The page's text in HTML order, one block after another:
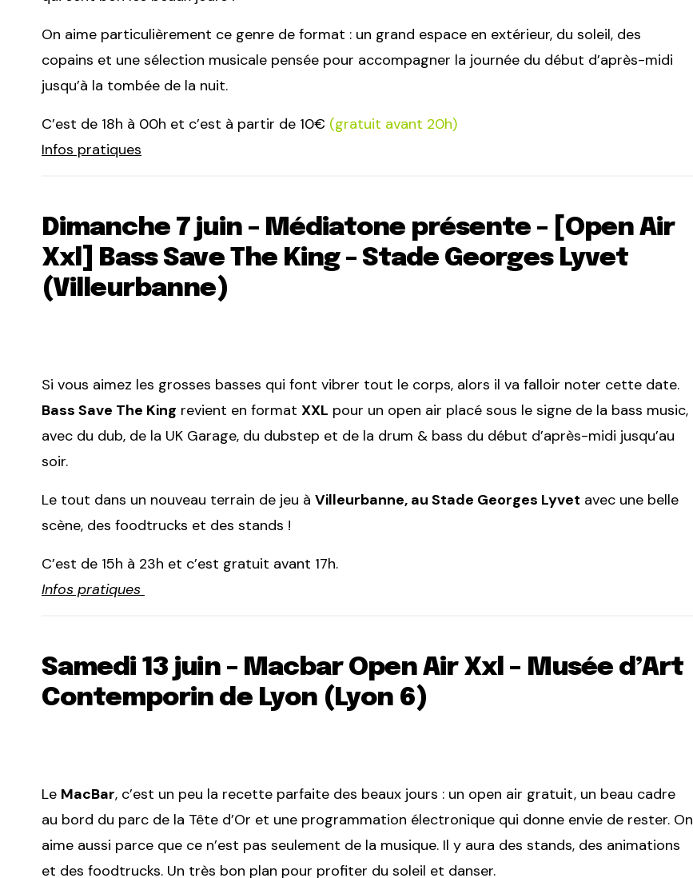
On aime particulièrement ce genre de format : un grand espace en extérieur, du soleil, des
copains et une sélection musicale pensée pour accompagner la journée du début d’après-midi
jusqu’à la tombée de la nuit.
C’est de 18h à 00h et c’est à partir de 10€ (gratuit avant 20h)
Infos pratiques
Dimanche 7 juin – Médiatone présente – [Open Air
Xxl] Bass Save The King – Stade Georges Lyvet
(Villeurbanne)
Si vous aimez les grosses basses qui font vibrer tout le corps, alors il va falloir noter cette date.
Bass Save The King revient en format XXL pour un open air placé sous le signe de la bass music,
avec du dub, de la UK Garage, du dubstep et de la drum & bass du début d’après-midi jusqu’au
soir.
Le tout dans un nouveau terrain de jeu à Villeurbanne, au Stade Georges Lyvet avec une belle
scène, des foodtrucks et des stands !
C’est de 15h à 23h et c’est gratuit avant 17h.
Infos pratiques
Samedi 13 juin – Macbar Open Air Xxl – Musée d’Art
Contemporin de Lyon (Lyon 6)
Le MacBar, c’est un peu la recette parfaite des beaux jours : un open air gratuit, un beau cadre
au bord du parc de la Tête d’Or et une programmation électronique qui donne envie de rester. On
aime aussi parce que ce n’est pas seulement de la musique. Il y aura des stands, des animations
et des foodtrucks. Un très bon plan pour profiter du soleil et danser.